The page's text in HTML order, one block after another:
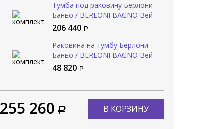
Тумба под раковину Берлони
Баньо / BERLONI BAGNO Вей
Раунд / WAY ROUND
206 440
Раковина на тумбу Берлони
Баньо / BERLONI BAGNO Вей
Раунд / WAY ROUND
48 820
255 260 В КОРЗИНУ